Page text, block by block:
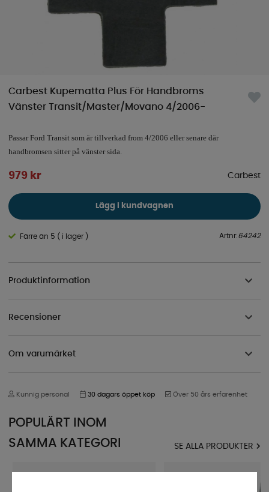
Carbest Kupematta Plus För Handbroms
Vänster Transit/Master/Movano 4/2006-
Passar Ford Transit som är tillverkad from 4/2006 eller senare där
handbromsen sitter på vänster sida.
979 kr Carbest
Lägg i kundvagnen
Färre än 5 ( i lager ) Artnr:64242
Produktinformation
Recensioner
Om varumärket
Kunnig personal 30 dagars öppet köp Över 50 års erfarenhet
POPULÄRT INOM
SAMMA KATEGORI
SE ALLA PRODUKTER